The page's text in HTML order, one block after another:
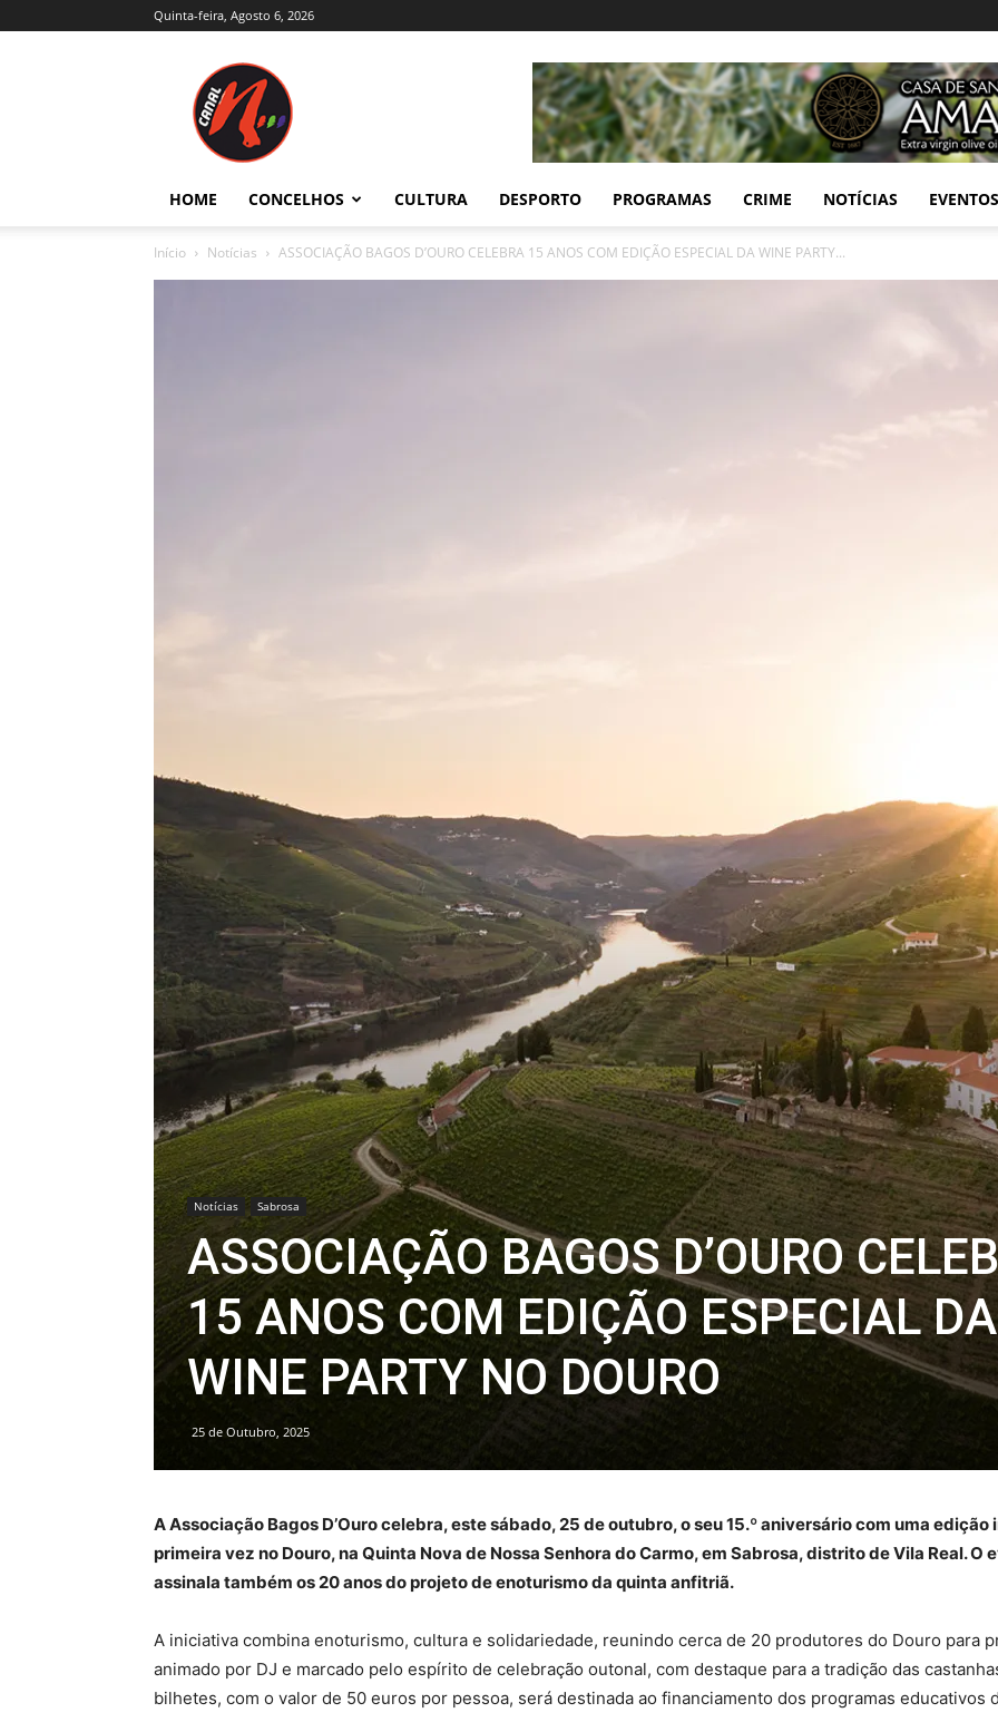
Quinta-feira, Agosto 6, 2026
Trás-
e
Alto
HOME CONCELHOS CULTURA DESPORTO PROGRAMAS CRIME NOTÍCIAS EVENTOS
Início Notícias ASSOCIAÇÃO BAGOS D’OURO CELEBRA 15 ANOS COM EDIÇÃO ESPECIAL DA WINE PARTY...
Notícias Sabrosa
ASSOCIAÇÃO BAGOS D’OURO
15 ANOS COM EDIÇÃO ESPECIAL DA
WINE PARTY NO DOURO
25 de Outubro, 2025
A Associação Bagos D’Ouro celebra, este sábado, 25 de outubro, o seu 15.º aniversário com uma
primeira vez no Douro, na Quinta Nova de Nossa Senhora do Carmo, em Sabrosa, distrito de Vila Real. O
assinala também os 20 anos do projeto de enoturismo da quinta anfitriã.
A iniciativa combina enoturismo, cultura e solidariedade, reunindo cerca de 20 produtores do Douro para
animado por DJ e marcado pelo espírito de celebração outonal, com destaque para a tradição das
bilhetes, com o valor de 50 euros por pessoa, será destinada ao financiamento dos programas educativos